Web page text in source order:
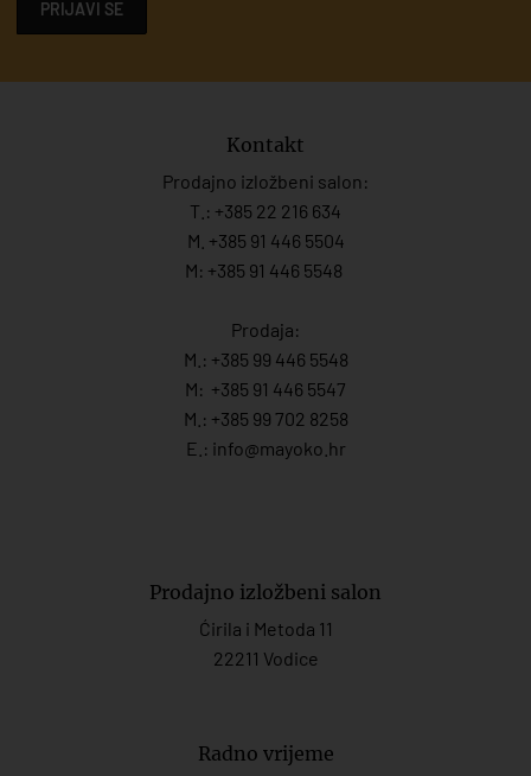
PRIJAVI SE
Kontakt
Prodajno izložbeni salon:
T.: +385 22 216 634
M. +385 91 446 5504
M: +385 91 446 5548
Prodaja:
M.: +385 99 446 5548
M: +385 91 446 5547
M.: +385 99 702 8258
E.: info@mayoko. hr
Prodajno izložbeni salon
Ćirila i Metoda 11
22211 Vodice
Radno vrijeme